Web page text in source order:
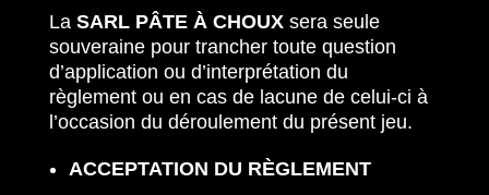
La SARL PÂTE À CHOUX sera seule
souveraine pour trancher toute question
d’application ou d’interprétation du
règlement ou en cas de lacune de celui-ci à
l’occasion du déroulement du présent jeu.
ACCEPTATION DU RÈGLEMENT